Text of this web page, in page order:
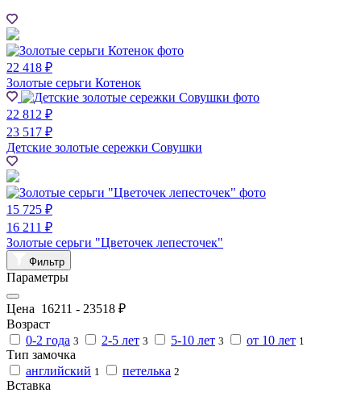
22 418 ₽
Золотые серьги Котенок
22 812 ₽
23 517 ₽
Детские золотые сережки Совушки
15 725 ₽
16 211 ₽
Золотые серьги "Цветочек лепесточек"
Фильтр
Параметры
Цена 16211 - 23518 ₽
Возраст
0-2 года 3 2-5 лет 3 5-10 лет 3 от 10 лет 1
Тип замочка
английский 1 петелька 2
Вставка